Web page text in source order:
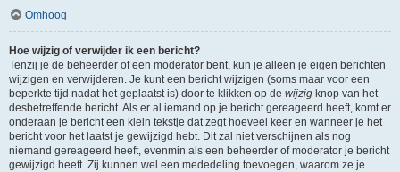
Omhoog
Hoe wijzig of verwijder ik een bericht?
Tenzij je de beheerder of een moderator bent, kun je alleen je eigen berichten
wijzigen en verwijderen. Je kunt een bericht wijzigen (soms maar voor een
beperkte tijd nadat het geplaatst is) door te klikken op de wijzig knop van het
desbetreffende bericht. Als er al iemand op je bericht gereageerd heeft, komt er
onderaan je bericht een klein tekstje dat zegt hoeveel keer en wanneer je het
bericht voor het laatst je gewijzigd hebt. Dit zal niet verschijnen als nog
niemand gereageerd heeft, evenmin als een beheerder of moderator je bericht
gewijzigd heeft. Zij kunnen wel een mededeling toevoegen, waarom ze je